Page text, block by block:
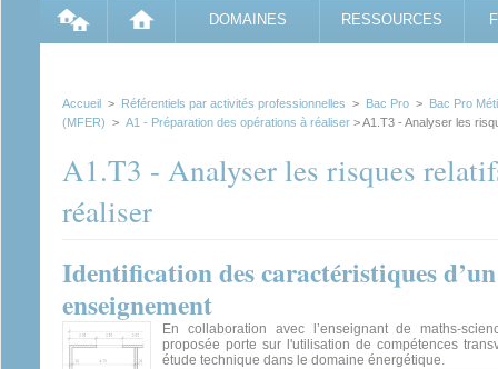
DOMAINES RESSOURCES
Accueil > Référentiels par activités professionnelles > Bac Pro > Bac Pro
(MFER) > A1 - Préparation des opérations à réaliser > A1.T3 - Analyser les
A1.T3 - Analyser les risques
réaliser
Identification des caractéristiques
enseignement
En collaboration avec l’enseignant de maths-
proposée porte sur l'utilisation de compétences
étude technique dans le domaine énergétique.